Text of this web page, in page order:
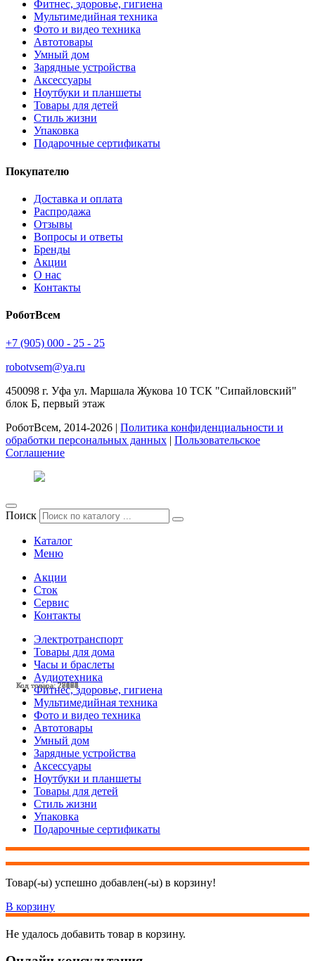
Код товара: 27855
Код товара: 28191
Код товара: 28182
Код товара: 28173
Код товара: 28124
Код товара: 28001
Код товара: 27944
Код товара: 27854
Код товара: 27825
Код товара: 27699
Код товара: 27698
Код товара: 27563
Фитнес, здоровье, гигиена
Мультимедийная техника
Фото и видео техника
Автотовары
Умный дом
Зарядные устройства
Аксессуары
Ноутбуки и планшеты
Товары для детей
Стиль жизни
Упаковка
Подарочные сертификаты
Покупателю
Доставка и оплата
Распродажа
Отзывы
Вопросы и ответы
Бренды
Акции
О нас
Контакты
РоботВсем
+7 (905) 000 - 25 - 25
robotvsem@ya.ru
450098 г. Уфа ул. Маршала Жукова 10 ТСК "Сипайловский"
блок Б, первый этаж
РоботВсем, 2014-2026 | Политика конфиденциальности и
обработки персональных данных | Пользовательское
Соглашение
Поиск
Каталог
Меню
Акции
Сток
Сервис
Контакты
Электротранспорт
Товары для дома
Часы и браслеты
Аудиотехника
Фитнес, здоровье, гигиена
Мультимедийная техника
Фото и видео техника
Автотовары
Умный дом
Зарядные устройства
Аксессуары
Ноутбуки и планшеты
Товары для детей
Стиль жизни
Упаковка
Подарочные сертификаты
Товар(-ы) успешно добавлен(-ы) в корзину!
В корзину
Не удалось добавить товар в корзину.